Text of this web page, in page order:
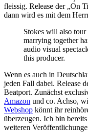
fleissig. Release der „On
dann wird es mit dem
Stokes will also
marrying together
audio visual
this producer.
Wenn es auch in
jeden Fall dabei. Release
Beatport. Zunächst
Amazon und co. Achso,
Webshop könnt ihr
überzeugen. Ich bin
weiteren